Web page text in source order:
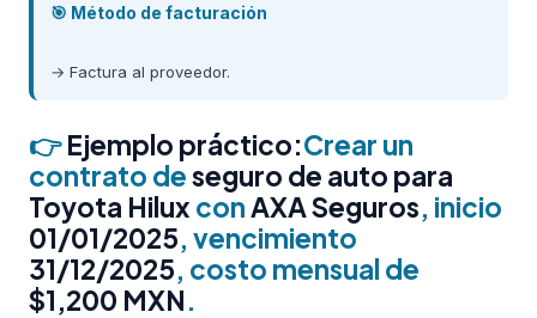
🎯 Método de facturación
→ Factura al proveedor.
👉Ejemplo práctico:Crear un
contrato deseguro de auto para
Toyota Hilux con AXA Seguros, inicio
01/01/2025, vencimiento
31/12/2025, costo mensual de
$1,200 MXN.